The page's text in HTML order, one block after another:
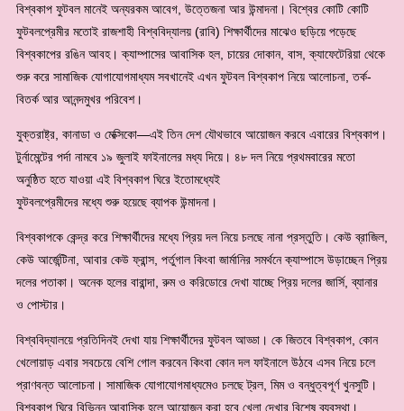
বিশ্বকাপ ফুটবল মানেই অন্যরকম আবেগ, উত্তেজনা আর উন্মাদনা। বিশ্বের কোটি কোটি
ফুটবলপ্রেমীর মতোই রাজশাহী বিশ্ববিদ্যালয় (রাবি) শিক্ষার্থীদের মাঝেও ছড়িয়ে পড়েছে
বিশ্বকাপের রঙিন আবহ। ক্যাম্পাসের আবাসিক হল, চায়ের দোকান, বাস, ক্যাফেটেরিয়া থেকে
শুরু করে সামাজিক যোগাযোগমাধ্যম সবখানেই এখন ফুটবল বিশ্বকাপ নিয়ে আলোচনা, তর্ক-
বিতর্ক আর আনন্দমুখর পরিবেশ।
যুক্তরাষ্ট্র, কানাডা ও মেক্সিকো—এই তিন দেশ যৌথভাবে আয়োজন করবে এবারের বিশ্বকাপ।
টুর্নামেন্টের পর্দা নামবে ১৯ জুলাই ফাইনালের মধ্য দিয়ে। ৪৮ দল নিয়ে প্রথমবারের মতো
অনুষ্ঠিত হতে যাওয়া এই বিশ্বকাপ ঘিরে ইতোমধ্যেই
ফুটবলপ্রেমীদের মধ্যে শুরু হয়েছে ব্যাপক উন্মাদনা।
বিশ্বকাপকে কেন্দ্র করে শিক্ষার্থীদের মধ্যে প্রিয় দল নিয়ে চলছে নানা প্রস্তুতি। কেউ ব্রাজিল,
কেউ আর্জেন্টিনা, আবার কেউ ফ্রান্স, পর্তুগাল কিংবা জার্মানির সমর্থনে ক্যাম্পাসে উড়াচ্ছেন প্রিয়
দলের পতাকা। অনেক হলের বারান্দা, রুম ও করিডোরে দেখা যাচ্ছে প্রিয় দলের জার্সি, ব্যানার
ও পোস্টার।
বিশ্ববিদ্যালয়ে প্রতিদিনই দেখা যায় শিক্ষার্থীদের ফুটবল আড্ডা। কে জিতবে বিশ্বকাপ, কোন
খেলোয়াড় এবার সবচেয়ে বেশি গোল করবেন কিংবা কোন দল ফাইনালে উঠবে এসব নিয়ে চলে
প্রাণবন্ত আলোচনা। সামাজিক যোগাযোগমাধ্যমেও চলছে ট্রল, মিম ও বন্ধুত্বপূর্ণ খুনসুটি।
বিশ্বকাপ ঘিরে বিভিন্ন আবাসিক হলে আয়োজন করা হবে খেলা দেখার বিশেষ ব্যবস্থা।